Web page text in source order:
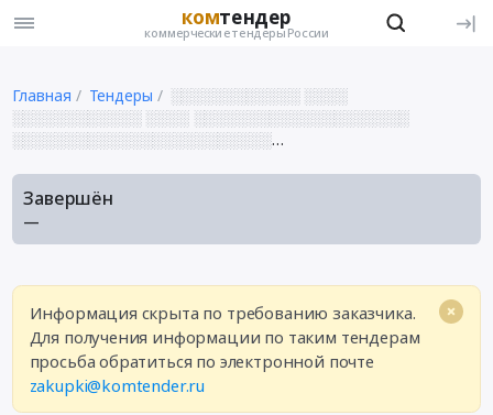
комтендер
коммерческие тендеры России
Главная Тендеры
░░░░░░░░░░░░ ░░░░
░░░░░░░░░░░░ ░░░░ ░░░░░░░░░░░░░░░░░░░░
░░░░░░░░░░░░░░░░░░░░░░░░
░░░░░░░░░░░░░░░░░░░░░░░░
░░░░░░░░░░░░░░░░░░░░░░ ░░░░░░░
░░░░░░░░░░░░░░░░░░░░░░░░ ░░░
░░░░░░░░░░░░░░░░░░░░░░░░
░░░░░░░ ░░░░ ░░░░░░░░░░░░░░░░░░░░░░░░
░░░░░░░░░░░░░░░░░░░░░░ ░░░░░░░ ░░░░░
░░░░░░░░░░░░░░░░░░░░░░░░░░░░░░░░░░░░░░░░
░░░░░░░░░░░░░░░░░░ ░░ ░░
░░░░░░░░░░░░░░░░░░░░░░
░░░░░░░░░░░░░░░░░░░░░░ ░░░░░ ░░ ░░░░░
Завершён
—
Информация скрыта по требованию заказчика.
Для получения информации по таким тендерам
просьба обратиться по электронной почте
zakupki@komtender.ru